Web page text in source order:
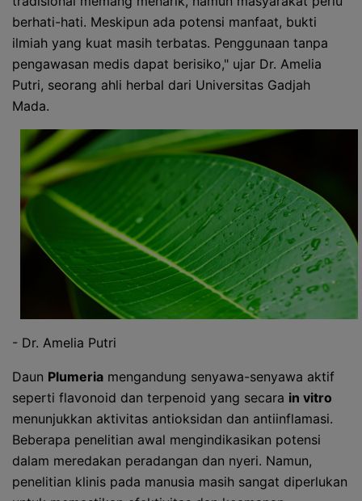
berhati-hati. Meskipun ada potensi manfaat, bukti
ilmiah yang kuat masih terbatas. Penggunaan tanpa
pengawasan medis dapat berisiko," ujar Dr. Amelia
Putri, seorang ahli herbal dari Universitas Gadjah
Mada.
- Dr. Amelia Putri
Daun Plumeria mengandung senyawa-senyawa aktif
seperti flavonoid dan terpenoid yang secara in vitro
menunjukkan aktivitas antioksidan dan antiinflamasi.
Beberapa penelitian awal mengindikasikan potensi
dalam meredakan peradangan dan nyeri. Namun,
penelitian klinis pada manusia masih sangat diperlukan